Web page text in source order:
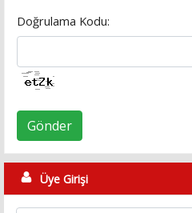
Doğrulama Kodu:
Gönder
Üye Girişi